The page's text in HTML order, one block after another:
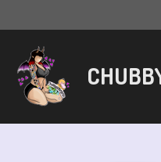
Hauptinhalt
springen